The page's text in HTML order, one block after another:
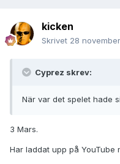
kicken
Skrivet 28
Cyprez skrev:
När var det spelet hade
3 Mars.
Har laddat upp på YouTube